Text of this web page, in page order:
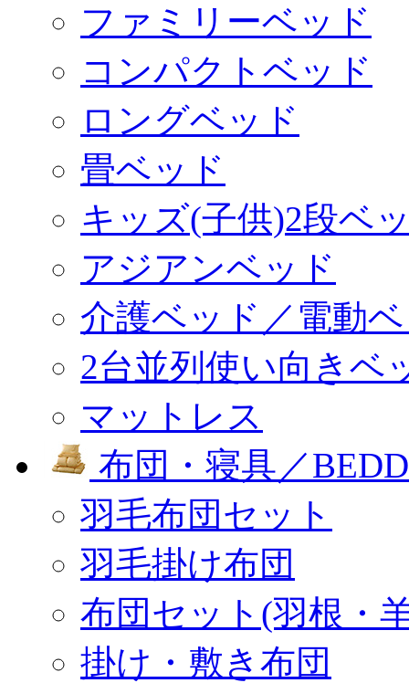
ファミリーベッド
コンパクトベッド
ロングベッド
畳ベッド
キッズ(子供)2段ベ
アジアンベッド
介護ベッド／電動
2台並列使い向きベ
マットレス
布団・寝具／
羽毛布団セット
羽毛掛け布団
布団セット(羽根・
掛け・敷き布団